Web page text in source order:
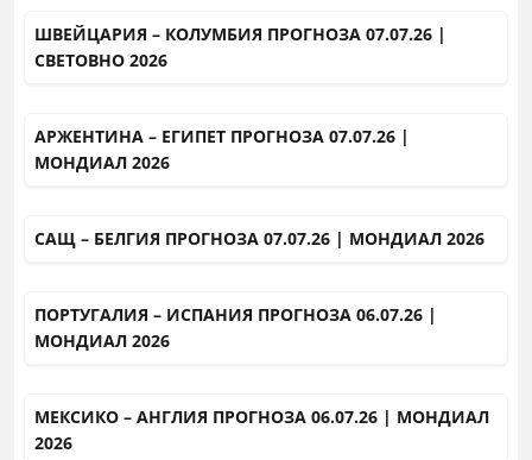
ШВЕЙЦАРИЯ – КОЛУМБИЯ ПРОГНОЗА 07.07.26 |
СВЕТОВНО 2026
АРЖЕНТИНА – ЕГИПЕТ ПРОГНОЗА 07.07.26 |
МОНДИАЛ 2026
САЩ – БЕЛГИЯ ПРОГНОЗА 07.07.26 | МОНДИАЛ 2026
ПОРТУГАЛИЯ – ИСПАНИЯ ПРОГНОЗА 06.07.26 |
МОНДИАЛ 2026
МЕКСИКО – АНГЛИЯ ПРОГНОЗА 06.07.26 | МОНДИАЛ
2026